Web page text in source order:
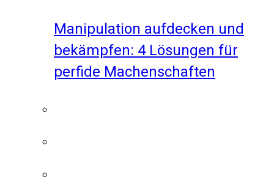
Manipulation aufdecken und
bekämpfen: 4 Lösungen für
perfide Machenschaften